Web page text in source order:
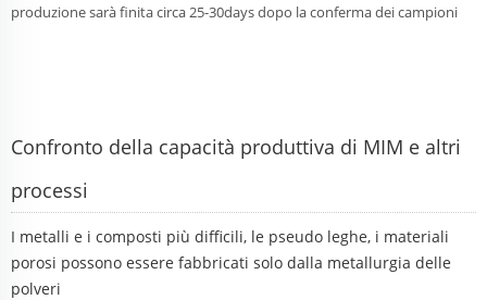
produzione sarà finita circa 25-30days dopo la conferma dei campioni
Confronto della capacità produttiva di MIM e altri
processi
I metalli e i composti più difficili, le pseudo leghe, i materiali
porosi possono essere fabbricati solo dalla metallurgia delle
polveri